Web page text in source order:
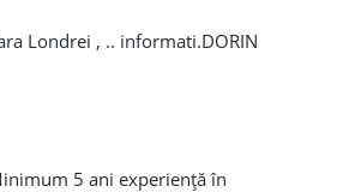
7393 943242 Stefan
Londrei , .. informati.DORIN
5 ani experiență în